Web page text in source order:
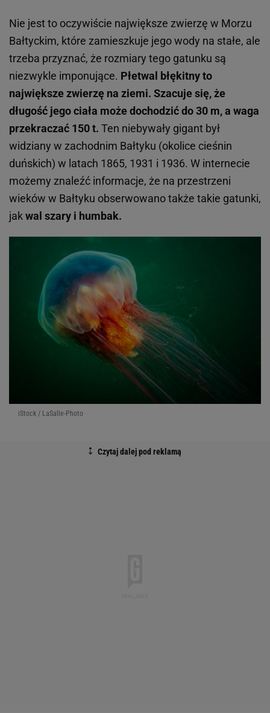
Nie jest to oczywiście największe zwierzę w Morzu
Bałtyckim, które zamieszkuje jego wody na stałe, ale
trzeba przyznać, że rozmiary tego gatunku są
niezwykle imponujące. Płetwal błękitny to
największe zwierzę na ziemi. Szacuje się, że
długość jego ciała może dochodzić do 30 m, a waga
przekraczać 150 t. Ten niebywały gigant był
widziany w zachodnim Bałtyku (okolice cieśnin
duńskich) w latach 1865, 1931 i 1936. W internecie
możemy znaleźć informacje, że na przestrzeni
wieków w Bałtyku obserwowano także takie gatunki,
jakwal szary i humbak.
iStock / LaSalle-Photo